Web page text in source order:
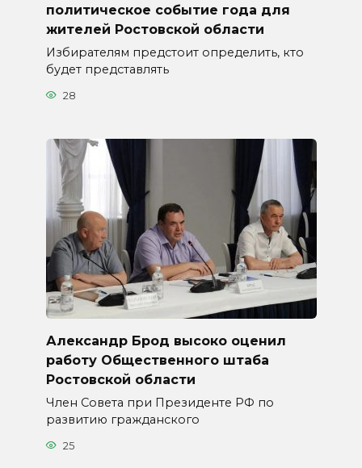
политическое событие года для
жителей Ростовской области
Избирателям предстоит определить, кто
будет представлять
28
Александр Брод высоко оценил
работу Общественного штаба
Ростовской области
Член Совета при Президенте РФ по
развитию гражданского
25